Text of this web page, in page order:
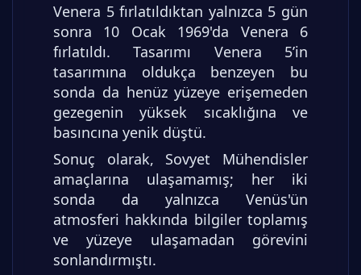
Venera 5 fırlatıldıktan yalnızca 5 gün
sonra 10 Ocak 1969'da Venera 6
fırlatıldı. Tasarımı Venera 5’in
tasarımına oldukça benzeyen bu
sonda da henüz yüzeye erişemeden
gezegenin yüksek sıcaklığına ve
basıncına yenik düştü.
Sonuç olarak, Sovyet Mühendisler
amaçlarına ulaşamamış; her iki
sonda da yalnızca Venüs'ün
atmosferi hakkında bilgiler toplamış
ve yüzeye ulaşamadan görevini
sonlandırmıştı.